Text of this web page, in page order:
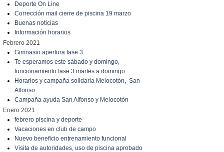
Deporte On Line
Corrección mail cierre de piscina 19 marzo
Buenas noticias
Información horarios
Febrero 2021
Gimnasio apertura fase 3
Te esperamos este sábado y domingo,
funcionamiento fase 3 martes a domingo
Horarios y campaña solidaria Melocotón, San
Alfonso
Campaña ayuda San Alfonso y Melocotón
Enero 2021
febrero piscina y deporte
Vacaciones en club de campo
Nuevo beneficio entrenamiento funcional
Visita de autoridades, uso de piscina aprobado